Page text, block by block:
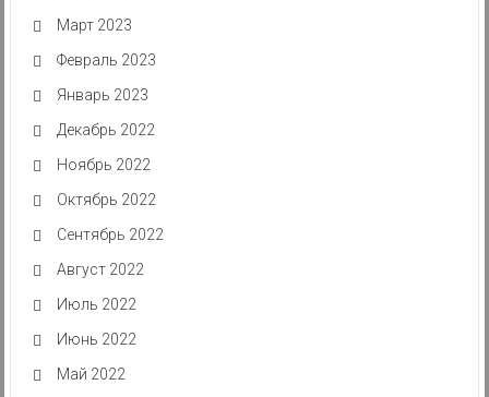
Март 2023
Февраль 2023
Январь 2023
Декабрь 2022
Ноябрь 2022
Октябрь 2022
Сентябрь 2022
Август 2022
Июль 2022
Июнь 2022
Май 2022